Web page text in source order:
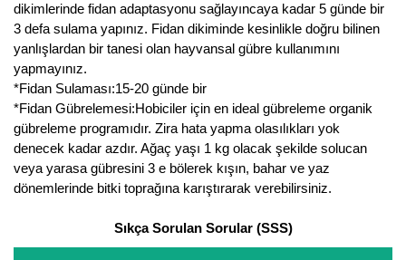
dikimlerinde fidan adaptasyonu sağlayıncaya kadar 5 günde bir
3 defa sulama yapınız. Fidan dikiminde kesinlikle doğru bilinen
yanlışlardan bir tanesi olan hayvansal gübre kullanımını
yapmayınız.
*Fidan Sulaması:15-20 günde bir
*Fidan Gübrelemesi:Hobiciler için en ideal gübreleme organik
gübreleme programıdır. Zira hata yapma olasılıkları yok
denecek kadar azdır. Ağaç yaşı 1 kg olacak şekilde solucan
veya yarasa gübresini 3 e bölerek kışın, bahar ve yaz
dönemlerinde bitki toprağına karıştırarak verebilirsiniz.
Sıkça Sorulan Sorular (SSS)